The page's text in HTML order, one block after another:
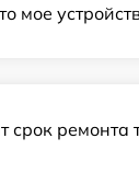
мое
срок ремонта